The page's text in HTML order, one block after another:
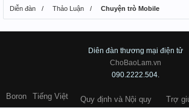
Diễn đàn Thảo Luận Chuyện trò Mobile
Diên đàn thương mại điện tử
ChoBaoLam.vn
090.2222.504.
Boron Tiếng Việt Quy định và Nội quy Trợ